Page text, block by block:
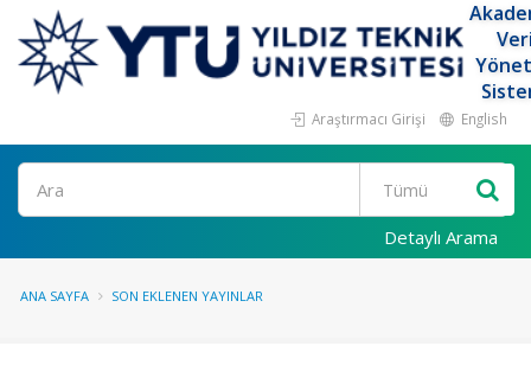
Araştırmacı Girişi English
Ara
Detaylı Arama
ANA SAYFA SON EKLENEN YAYINLAR